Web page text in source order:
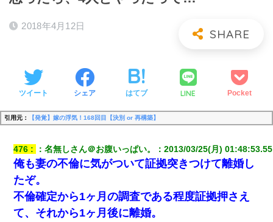
2018年4月12日
ツイート シェア はてブ LINE Pocket
引用元： 【発覚】嫁の浮気！168回目【決別 or 再構築】
476 ：名無しさん＠お腹いっぱい。 ：2013/03/25(月)
俺も妻の不倫に気がついて証拠突きつけて離婚し
たぞ。
不倫確定から1ヶ月の調査である程度証拠押さえ
て、それから1ヶ月後に離婚。